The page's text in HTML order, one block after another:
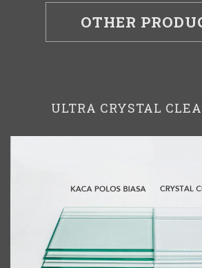
OTHER
ULTRA CRYSTAL